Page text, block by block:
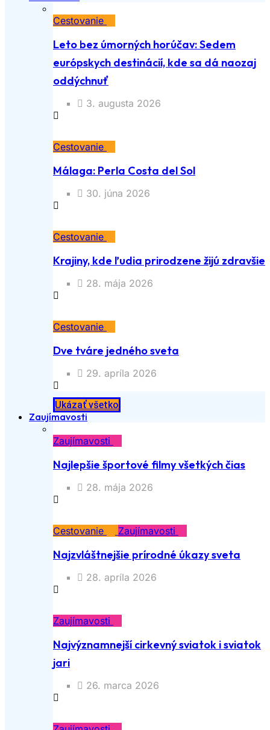
Cestovanie
Leto bez úmorných horúčav: Sedem
európskych destinácií, kde sa dá naozaj
oddýchnuť
3. augusta 2026
Cestovanie
Málaga: Perla Costa del Sol
30. júna 2026
Cestovanie
Krajiny, kde ľudia prirodzene žijú zdravšie
28. mája 2026
Cestovanie
Dve tváre jedného sveta
29. apríla 2026
Ukázať všetko
Zaujímavosti
Zaujímavosti
Najlepšie športové filmy všetkých čias
28. mája 2026
Cestovanie Zaujímavosti
Najzvláštnejšie prírodné úkazy sveta
28. apríla 2026
Zaujímavosti
Najvýznamnejší cirkevný sviatok i sviatok
jari
26. marca 2026